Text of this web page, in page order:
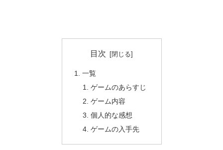
目次
一覧
ゲームのあらすじ
ゲーム内容
個人的な感想
ゲームの入手先